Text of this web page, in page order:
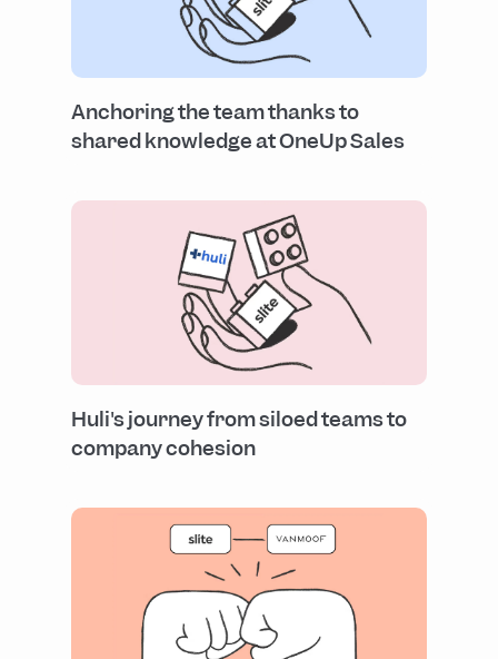
Anchoring the team thanks to
shared knowledge at OneUp Sales
Huli's journey from siloed teams to
company cohesion